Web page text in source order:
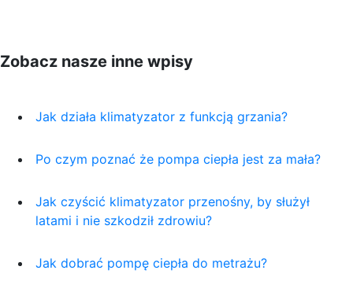
Zobacz nasze inne wpisy
Jak działa klimatyzator z funkcją grzania?
Po czym poznać że pompa ciepła jest za mała?
Jak czyścić klimatyzator przenośny, by służył
latami i nie szkodził zdrowiu?
Jak dobrać pompę ciepła do metrażu?